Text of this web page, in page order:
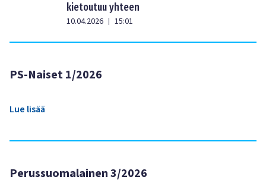
kietoutuu yhteen
10.04.2026 | 15:01
PS-Naiset 1/2026
Lue lisää
Perussuomalainen 3/2026